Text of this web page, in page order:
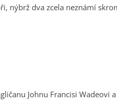
nýbrž dva zcela neznámí
a datovaná přibližně do roku 1743. Wade